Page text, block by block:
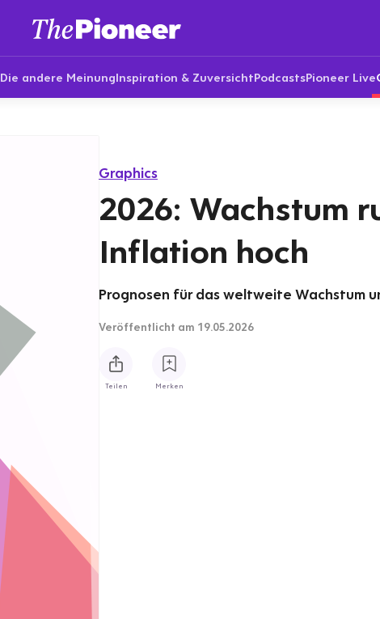
Die andere MeinungInspiration & ZuversichtPodcastsPioneer Live
Graphics
2026: Wachstum
Inflation hoch
Prognosen für das weltweite Wachstum
Veröffentlicht am 19.05.2026
Teilen Merken